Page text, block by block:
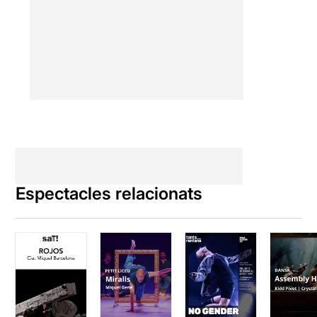
d’aquesta companyia
vitalitat desbordant dels
ballarins
. Una mobilitat de
les extremitats al límit
articulada per una columna
vertebral flexible i tot
compatible amb una intensa
Espectacles relacionats